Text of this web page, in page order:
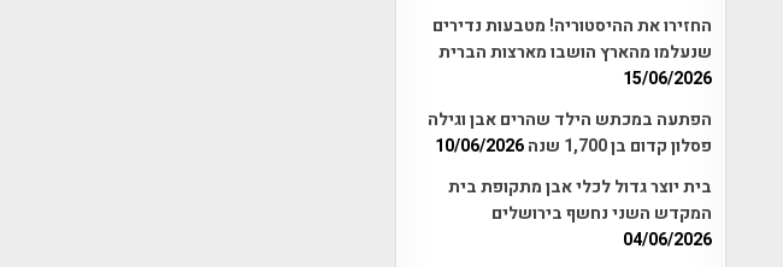
החזירו את ההיסטוריה! מטבעות נדירים
שנעלמו מהארץ הושבו מארצות הברית
15/06/2026
הפתעה במכתש הילד שהרים אבן וגילה
פסלון קדום בן 1,700 שנה
10/06/2026
בית יוצר גדול לכלי אבן מתקופת בית
המקדש השני נחשף בירושלים
04/06/2026